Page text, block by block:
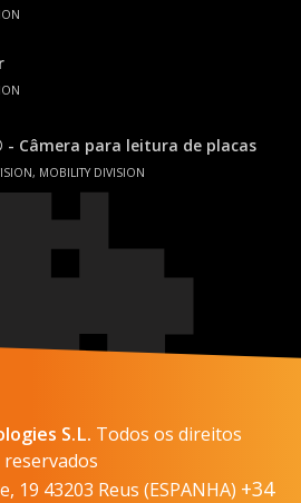
- Câmera para leitura de placas
MOBILITY DIVISION
S.L. Todos os direitos
reservados
19 43203 Reus (ESPANHA) +34